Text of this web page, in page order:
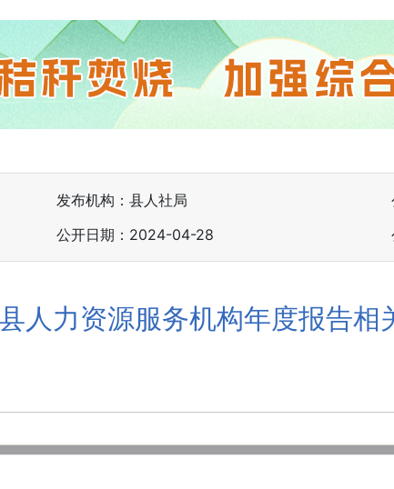
发布机构：县人社局
公开日期：2024-04-28
人力资源服务机构年度报告相